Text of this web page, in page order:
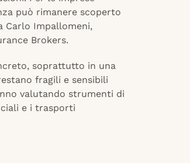
può rimanere scoperto
Carlo Impallomeni,
Brokers.
soprattutto in una
fragili e sensibili
valutando strumenti di
e i trasporti